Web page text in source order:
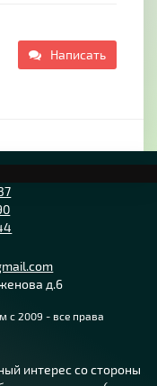
Написать
д.6
2009 - все права
интерес со стороны